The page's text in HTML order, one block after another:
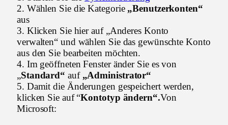
2. Wählen Sie die Kategorie „Benutzerkonten“
aus
3. Klicken Sie hier auf „Anderes Konto
verwalten“ und wählen Sie das gewünschte Konto
aus den Sie bearbeiten möchten.
4. Im geöffneten Fenster änder Sie es von
„Standard“ auf „Administrator“
5. Damit die Änderungen gespeichert werden,
klicken Sie auf “Kontotyp ändern“.Von
Microsoft: